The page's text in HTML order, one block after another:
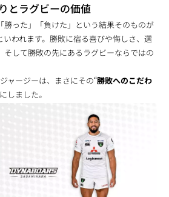
とラグビーの価値
った」「負けた」という結果そのものが
われます。勝敗に宿る喜びや悔しさ、選
して勝敗の先にあるラグビーならではの
ャージーは、まさにその“勝敗へのこだわ
しました。